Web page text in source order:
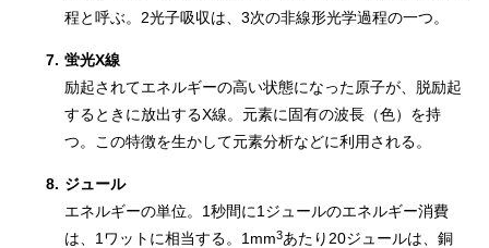
程と呼ぶ。2光子吸収は、3次の非線形光学過程の一つ。
7. 蛍光X線
励起されてエネルギーの高い状態になった原子が、脱励起
するときに放出するX線。元素に固有の波長（色）を持
つ。この特徴を生かして元素分析などに利用される。
8. ジュール
エネルギーの単位。1秒間に1ジュールのエネルギー消費
は、1ワットに相当する。1mm3あたり20ジュールは、銅